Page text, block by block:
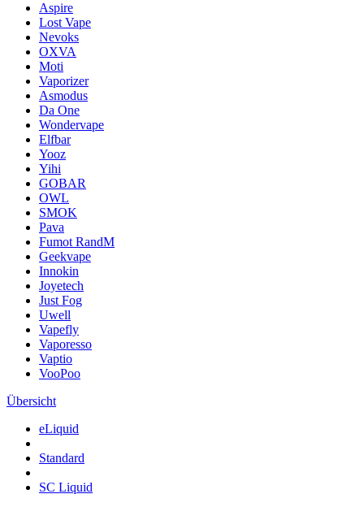
Aspire
Lost Vape
Nevoks
OXVA
Moti
Vaporizer
Asmodus
Da One
Wondervape
Elfbar
Yooz
Yihi
GOBAR
OWL
SMOK
Pava
Fumot RandM
Geekvape
Innokin
Joyetech
Just Fog
Uwell
Vapefly
Vaporesso
Vaptio
VooPoo
Übersicht
eLiquid
Standard
SC Liquid